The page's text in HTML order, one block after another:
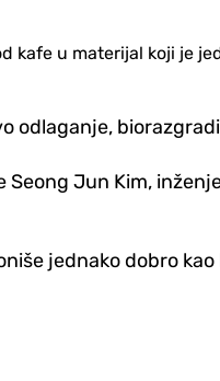
kafe u materijal koji je
odlaganje,
Seong Jun Kim,
jednako dobro